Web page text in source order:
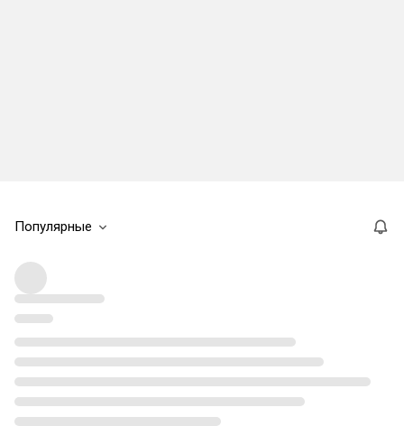
Популярные